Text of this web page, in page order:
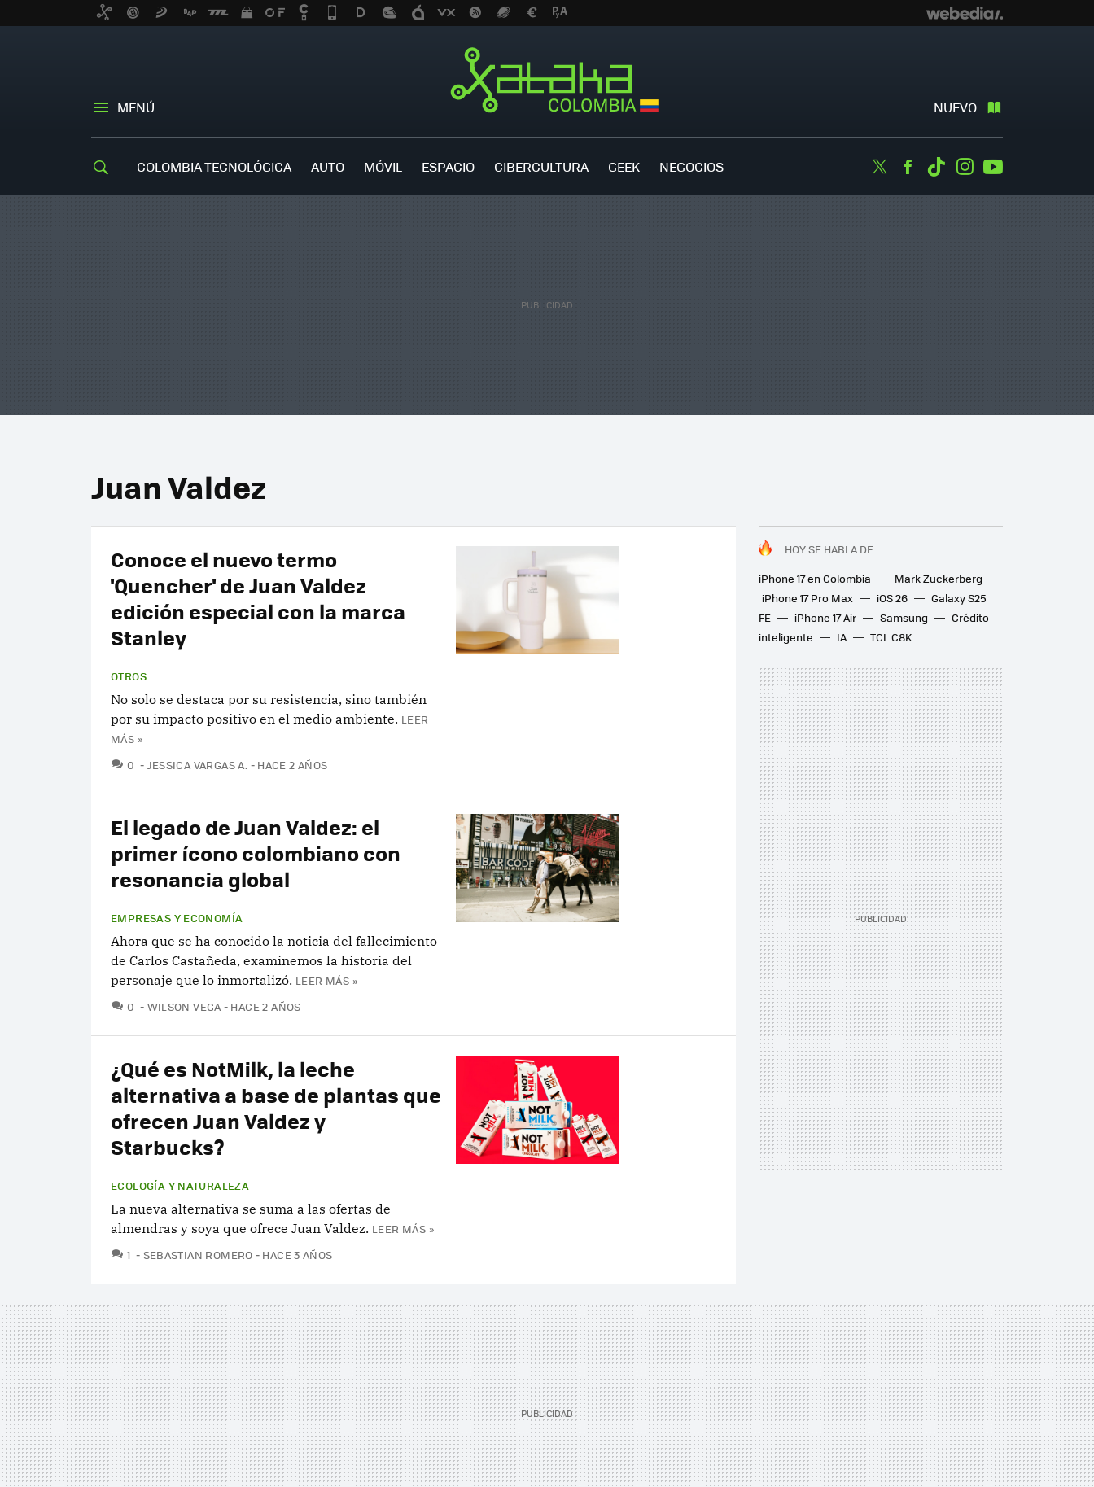
MENÚ NUEVO
COLOMBIA TECNOLÓGICA AUTO MÓVIL ESPACIO CIBERCULTURA GEEK NEGOCIOS TwitterFacebook
TiktokInstagram
Juan Valdez
HOY SE HABLA DE
iPhone 17 en Colombia
Mark Zuckerberg
iPhone 17 Pro Max
iOS 26
Galaxy S25
FE
iPhone 17 Air Samsung
Crédito
inteligente
IA TCL C8K
Conoce el nuevo termo
'Quencher' de Juan Valdez
edición especial con la marca
Stanley
OTROS
No solo se destaca por su resistencia, sino también
por su impacto positivo en el medio ambiente. LEER
MÁS »
0 COMENTARIOS
JESSICA VARGAS A. HACE 2 AÑOS
El legado de Juan Valdez: el
primer ícono colombiano con
resonancia global
EMPRESAS Y ECONOMÍA
Ahora que se ha conocido la noticia del fallecimiento
de Carlos Castañeda, examinemos la historia del
personaje que lo inmortalizó. LEER MÁS »
0 COMENTARIOS
WILSON VEGA HACE 2 AÑOS
¿Qué es NotMilk, la leche
alternativa a base de plantas que
ofrecen Juan Valdez y
Starbucks?
ECOLOGÍA Y NATURALEZA
La nueva alternativa se suma a las ofertas de
almendras y soya que ofrece Juan Valdez. LEER MÁS »
1 COMENTARIOS
SEBASTIAN ROMERO HACE 3 AÑOS